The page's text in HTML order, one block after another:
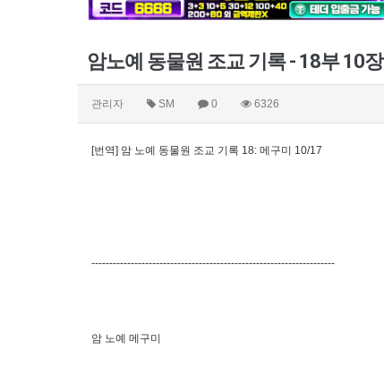
암노예 동물원 조교 기록 - 18부 10장
관리자 SM 0 6326
[번역] 암 노예 동물원 조교 기록 18: 메구미 10/17
--------------------------------------------------------------------
암 노예 메구미